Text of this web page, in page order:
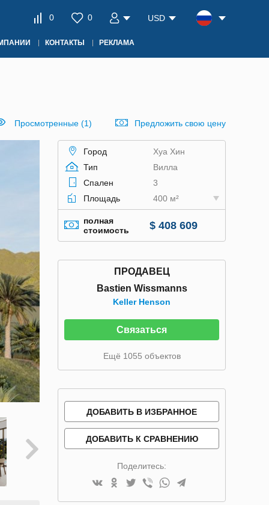
0 0 USD
КОНТАКТЫ РЕКЛАМА
Просмотренные (1) Предложить свою цену
Город
Хуа Хин
Тип
Вилла
Спален
3
Площадь
400 м²
полная
стоимость
$ 408 609
ПРОДАВЕЦ
Bastien Wissmanns
Keller Henson
Связаться
Ещё 1055 объектов
ДОБАВИТЬ В ИЗБРАННОЕ
ДОБАВИТЬ К СРАВНЕНИЮ
Поделитесь: